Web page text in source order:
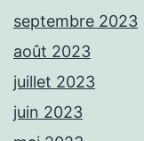
septembre 2023
août 2023
juillet 2023
juin 2023